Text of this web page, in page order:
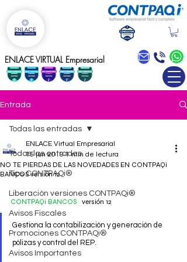
ENLACE VIRTUAL Empresarial
Entrada
Todas las entradas
Tips CONTPAQi®
Liberación versiones CONTPAQi®
Avisos Fiscales
Promociones CONTPAQi®
Avisos Importantes
Todas las entradas
NO TE PIERDAS DE LAS NOVEDADES EN CONTPAQi
BANCOS versión 12
ENLACE Virtual Empresarial
15 jun 2019 1 min de lectura
CONTPAQi BANCOS versión 12
Gestiona la contabilización y generación de
pólizas y control del REP.